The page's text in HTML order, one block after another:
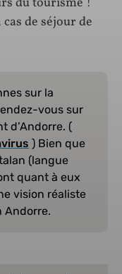
de séjour de
sur la
vous sur
d’Andorre. (
) Bien que
(langue
quant à eux
vision réaliste
Andorre.